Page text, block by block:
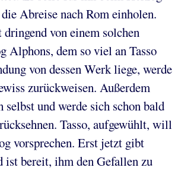
Abreise nach Rom einholen.
von einem solchen
Alphons, dem so viel an Tasso
von dessen Werk liege, werde
zurückweisen. Außerdem
selbst und werde sich schon bald
Tasso, aufgewühlt, will
vorsprechen. Erst jetzt gibt
ist bereit, ihm den Gefallen zu